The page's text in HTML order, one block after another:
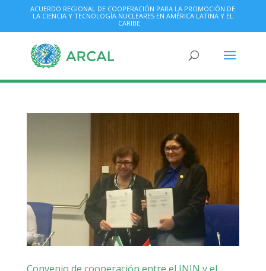
ACUERDO REGIONAL DE COOPERACIÓN PARA LA PROMOCIÓN DE
LA CIENCIA Y TECNOLOGÍA NUCLEARES EN AMÉRICA LATINA Y EL
CARIBE